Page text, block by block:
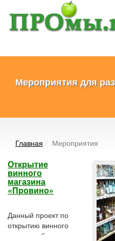
Мероприятия для
Главная Мероприятия
Открытие
винного
магазина
«Провино»
Данный проект по
открытию винного
магазина был